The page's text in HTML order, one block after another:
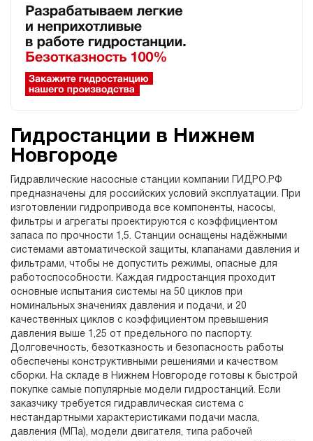
Гидростанции в Нижнем
Новгороде
Гидравлические насосные станции компании ГИДРО.РФ
предназначены для российских условий эксплуатации. При
изготовлении гидропривода все компоненты, насосы,
фильтры и агрегаты проектируются с коэффициентом
запаса по прочности 1,5. Станции оснащены надёжными
системами автоматической защиты, клапанами давления и
фильтрами, чтобы не допустить режимы, опасные для
работоспособности. Каждая гидростанция проходит
основные испытания системы на 50 циклов при
номинальных значениях давления и подачи, и 20
качественных циклов с коэффициентом превышения
давления выше 1,25 от предельного по паспорту.
Долговечность, безотказность и безопасность работы
обеспечены конструктивными решениями и качеством
сборки. На складе в Нижнем Новгороде готовы к быстрой
покупке самые популярные модели гидростанций. Если
заказчику требуется гидравлическая система с
нестандартными характеристиками подачи масла,
давления (МПа), модели двигателя, типа рабочей